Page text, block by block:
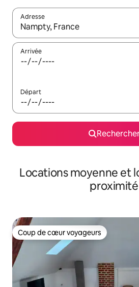
Adresse
Lorsque les résultats s'affichent,
Arrivée
Départ
Locations moyenne et
proximité
Coup de cœur voyageurs
Coup de cœur voyageurs